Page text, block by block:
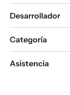
Desarrollador
Categoría
Asistencia